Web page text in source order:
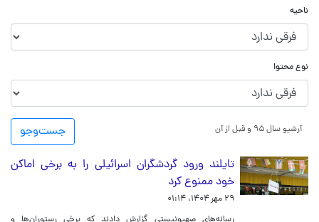
ناحیه
نوع محتوا
جست‌و‌جو آرشیو سال ۹۵ و قبل از آن
تایلند ورود گردشگران اسرائیلی را به برخی اماکن
خود ممنوع کرد
۲۹ مهر ۱۴۰۴، ۰۱:۱۴